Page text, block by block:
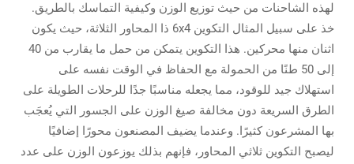
لهذه الشاحنات من حيث توزيع الوزن وكيفية التماسك بالطريق.
خذ على سبيل المثال التكوين 6x4 ذا المحاور الثلاثة، حيث يكون
اثنان منها محركين. هذا التكوين يتمكن من حمل ما يقارب من 40
إلى 50 طنًا من الحمولة مع الحفاظ في الوقت نفسه على
استهلاك جيد للوقود، مما يجعله مناسبًا جدًا للرحلات الطويلة على
الطرق السريعة دون مخالفة صيغ الوزن على الجسور التي يُعجَب
بها المشرعون كثيرًا. وعندما يضيف المصنعون محورًا إضافيًا
ليصبح التكوين ثلاثي المحاور، فإنهم بذلك يوزعون الوزن على عدد